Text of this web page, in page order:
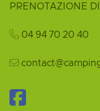
PRENOTAZIONE
04 94 70 20 40
Facebook